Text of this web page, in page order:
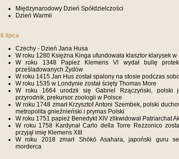
Międzynarodowy Dzień Spółdzielczości
Dzień Warmii
6 lipca
Czechy - Dzień Jana Husa
W roku 1280 Księżna Kinga ufundowała klasztor klarysek w
W roku 1348 Papież Klemens VI wydał bullę
prześladowanych Żydów
W roku 1415 Jan Hus został spalony na stosie podczas
W roku 1535 w Londynie został ścięty Thomas More
W roku 1664 urodził się Gabriel Rzączyński, polski
przyrodnik, prekursor zoologii w Polsce
W roku 1748 zmarł Krzysztof Antoni Szembek, polski
metropolita gnieźnieński i prymas Polski
W roku 1751 papież Benedykt XIV zlikwidował Patriarchat
W roku 1758 Kardynał Carlo della Torre Rezzonico
przyjął imię Klemens XIII
W roku 2018 zmarł Shōkō Asahara, japoński guru
morderca